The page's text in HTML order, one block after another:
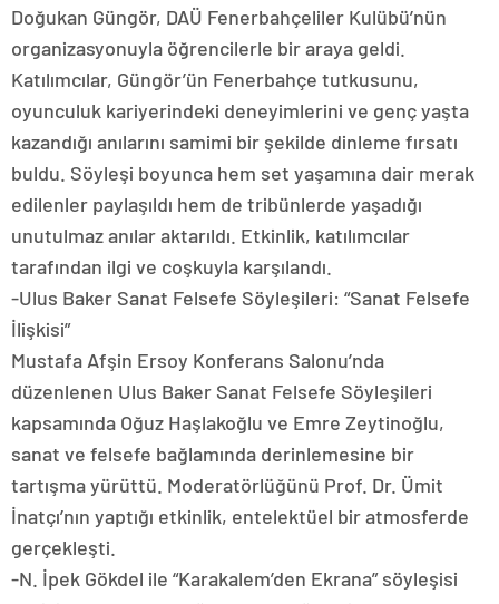
Doğukan Güngör, DAÜ Fenerbahçeliler Kulübü’nün
organizasyonuyla öğrencilerle bir araya geldi.
Katılımcılar, Güngör’ün Fenerbahçe tutkusunu,
oyunculuk kariyerindeki deneyimlerini ve genç yaşta
kazandığı anılarını samimi bir şekilde dinleme fırsatı
buldu. Söyleşi boyunca hem set yaşamına dair merak
edilenler paylaşıldı hem de tribünlerde yaşadığı
unutulmaz anılar aktarıldı. Etkinlik, katılımcılar
tarafından ilgi ve coşkuyla karşılandı.
-Ulus Baker Sanat Felsefe Söyleşileri: “Sanat Felsefe
İlişkisi”
Mustafa Afşin Ersoy Konferans Salonu’nda
düzenlenen Ulus Baker Sanat Felsefe Söyleşileri
kapsamında Oğuz Haşlakoğlu ve Emre Zeytinoğlu,
sanat ve felsefe bağlamında derinlemesine bir
tartışma yürüttü. Moderatörlüğünü Prof. Dr. Ümit
İnatçı’nın yaptığı etkinlik, entelektüel bir atmosferde
gerçekleşti.
-N. İpek Gökdel ile “Karakalem’den Ekrana” söyleşisi